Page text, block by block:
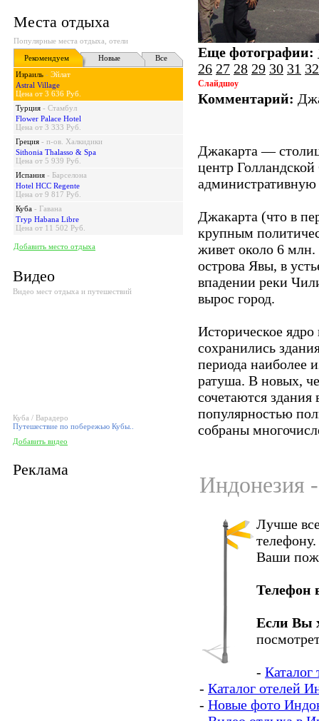
Места отдыха
Популярные места отдыха, отели
Рекомендуем
Новые
Все
Израиль - Эйлат
Astral Village
Цена от 3 636 Руб.
Турция - Стамбул
Flower Palace Hotel
Цена от 3 333 Руб.
Греция - п-ов. Халкидики
Sithonia Thalasso & Spa
Цена от 5 939 Руб.
Испания - Барселона
Hotel HCC Regente
Цена от 9 817 Руб.
Куба - Гавана
Tryp Habana Libre
Цена от 11 502 Руб.
Добавить место отдыха
Видео
Видео мест отдыха и путешествий
Куба / Варадеро
Путешествие по побережью Кубы..
Добавить видео
Реклама
Еще фотографии:
26 27 28 29 30 31 32
Слайдшоу
Комментарий:
Джакарта —
центр
Джакарта (что в
крупным
живет около 6 млн.
острова Явы, в
впадении реки
вырос город.
Историческое
сохранились
периода наиболее
ратуша. В новых,
сочетаются
популярностью
собраны
Индонезия
Лучше
Ваши
Телефон
Если Вы
-
- Каталог отелей
- Новые фото